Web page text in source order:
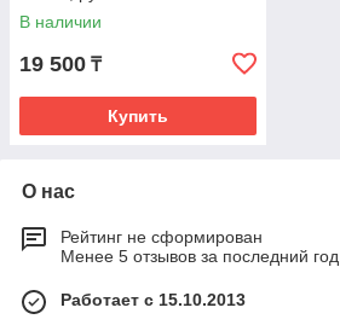
В наличии
19 500 ₸
Купить
О нас
Рейтинг не сформирован
Менее 5 отзывов за последний год
Работает с 15.10.2013